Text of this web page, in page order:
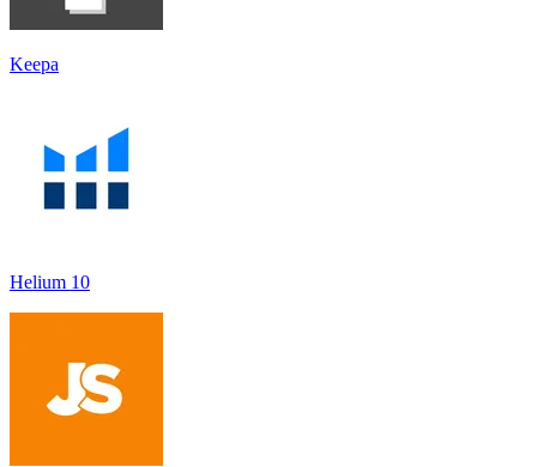
Keepa
Helium 10